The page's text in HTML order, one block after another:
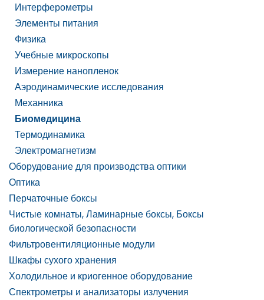
Интерферометры
Элементы питания
Физика
Учебные микроскопы
Измерение нанопленок
Аэродинамические исследования
Механника
Биомедицина
Термодинамика
Электромагнетизм
Оборудование для производства оптики
Оптика
Перчаточные боксы
Чистые комнаты, Ламинарные боксы, Боксы
биологической безопасности
Фильтровентиляционные модули
Шкафы сухого хранения
Холодильное и криогенное оборудование
Спектрометры и анализаторы излучения